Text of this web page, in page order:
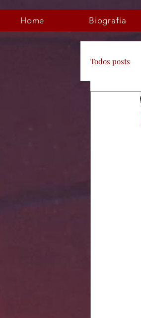
Home Biografia
Todos posts